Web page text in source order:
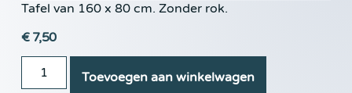
Tafel van 160 x 80 cm. Zonder rok.
€7,50
Toevoegen aan winkelwagen